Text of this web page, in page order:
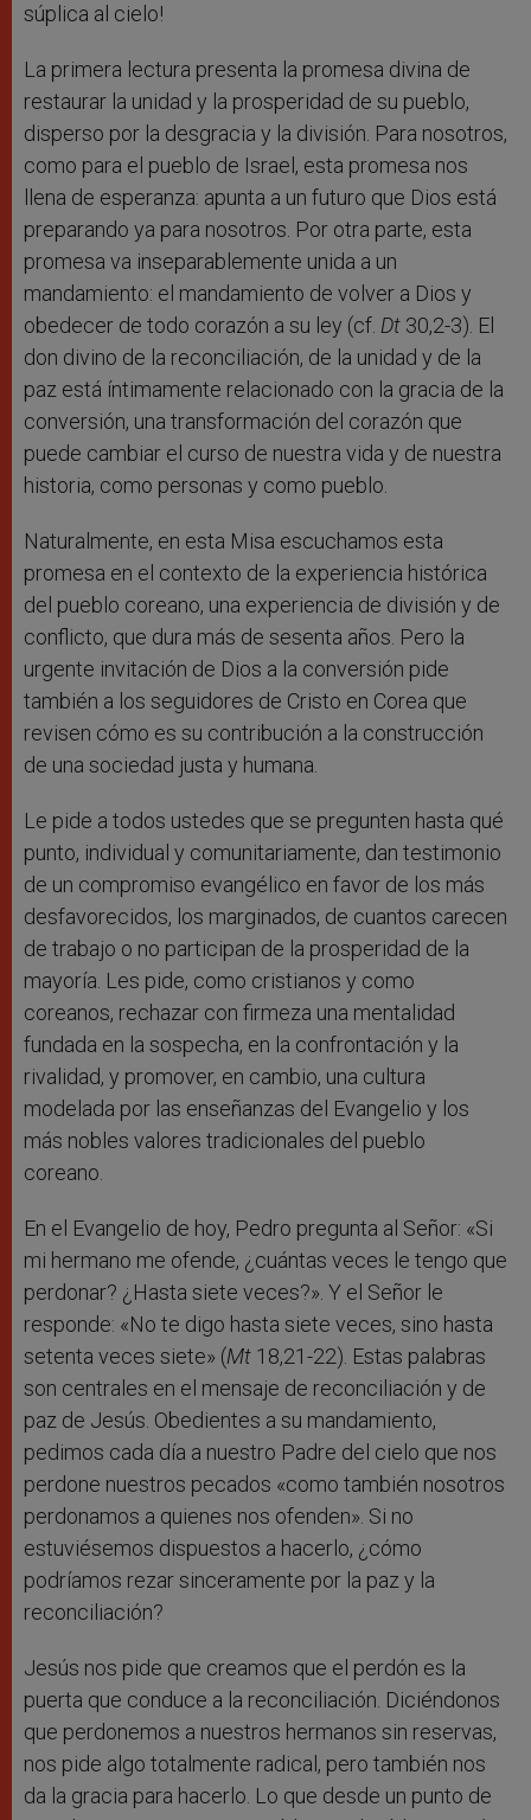
súplica al cielo!
La primera lectura presenta la promesa divina de
restaurar la unidad y la prosperidad de su pueblo,
disperso por la desgracia y la división. Para nosotros,
como para el pueblo de Israel, esta promesa nos
llena de esperanza: apunta a un futuro que Dios está
preparando ya para nosotros. Por otra parte, esta
promesa va inseparablemente unida a un
mandamiento: el mandamiento de volver a Dios y
obedecer de todo corazón a su ley (cf. Dt 30,2-3). El
don divino de la reconciliación, de la unidad y de la
paz está íntimamente relacionado con la gracia de la
conversión, una transformación del corazón que
puede cambiar el curso de nuestra vida y de nuestra
historia, como personas y como pueblo.
Naturalmente, en esta Misa escuchamos esta
promesa en el contexto de la experiencia histórica
del pueblo coreano, una experiencia de división y de
conflicto, que dura más de sesenta años. Pero la
urgente invitación de Dios a la conversión pide
también a los seguidores de Cristo en Corea que
revisen cómo es su contribución a la construcción
de una sociedad justa y humana.
Le pide a todos ustedes que se pregunten hasta qué
punto, individual y comunitariamente, dan testimonio
de un compromiso evangélico en favor de los más
desfavorecidos, los marginados, de cuantos carecen
de trabajo o no participan de la prosperidad de la
mayoría. Les pide, como cristianos y como
coreanos, rechazar con firmeza una mentalidad
fundada en la sospecha, en la confrontación y la
rivalidad, y promover, en cambio, una cultura
modelada por las enseñanzas del Evangelio y los
más nobles valores tradicionales del pueblo
coreano.
En el Evangelio de hoy, Pedro pregunta al Señor: «Si
mi hermano me ofende, ¿cuántas veces le tengo que
perdonar? ¿Hasta siete veces?». Y el Señor le
responde: «No te digo hasta siete veces, sino hasta
setenta veces siete» (Mt 18,21-22). Estas palabras
son centrales en el mensaje de reconciliación y de
paz de Jesús. Obedientes a su mandamiento,
pedimos cada día a nuestro Padre del cielo que nos
perdone nuestros pecados «como también nosotros
perdonamos a quienes nos ofenden». Si no
estuviésemos dispuestos a hacerlo, ¿cómo
podríamos rezar sinceramente por la paz y la
reconciliación?
Jesús nos pide que creamos que el perdón es la
puerta que conduce a la reconciliación. Diciéndonos
que perdonemos a nuestros hermanos sin reservas,
nos pide algo totalmente radical, pero también nos
da la gracia para hacerlo. Lo que desde un punto de